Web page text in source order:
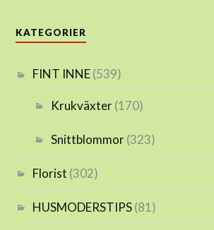
KATEGORIER
FINT INNE(539)
Krukväxter(170)
Snittblommor(323)
Florist (302)
HUSMODERSTIPS(81)